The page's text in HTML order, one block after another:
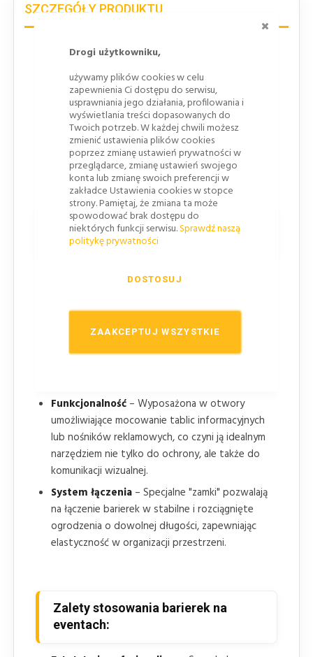
Drogi użytkowniku,
używamy plików cookies w celu
zapewnienia Ci dostępu do serwisu,
usprawniania jego działania, profilowania i
wyświetlania treści dopasowanych do
Twoich potrzeb. W każdej chwili możesz
zmienić ustawienia plików cookies
poprzez zmianę ustawień prywatności w
przeglądarce, zmianę ustawień swojego
konta lub zmianę swoich preferencji w
zakładce Ustawienia cookies w stopce
strony. Pamiętaj, że zmiana ta może
spowodować brak dostępu do
niektórych funkcji serwisu.Sprawdź naszą
politykę prywatności
ZAAKCEPTUJ WSZYSTKIE
DOSTOSUJ
SZCZEGÓŁY PRODUKTU
Szara barierka eventowa z PCV
obszarów podczas wydarzeń masowych, takich jak
koncerty, festiwale czy inne imprezy plenerowe.
Wyprodukowana zHDPE (polietylen dużej
gęstości), charakteryzuje się wysoką odpornością na
zmienne warunki atmosferyczne oraz uszkodzenia
mechaniczne, co gwarantuje długotrwałe
użytkowanie.
Najważniejsze cechy produktu
barierek PCV:
Trwała konstrukcja– Brak ostrych krawędzi,
jest w pełni bezpieczna dla użytkowników.
Lekkość i mobilność– Ważąc zaledwie
barierka jest łatwa w transporcie, montażu i
Funkcjonalność – Wyposażona w otwory
umożliwiające mocowanie tablic informacyjnych
lub nośników reklamowych, co czyni ją idealnym
narzędziem nie tylko do ochrony, ale także do
komunikacji wizualnej.
System łączenia – Specjalne "zamki" pozwalają
na łączenie barierek w stabilne i rozciągnięte
ogrodzenia o dowolnej długości, zapewniając
elastyczność w organizacji przestrzeni.
Zalety stosowania barierek na
eventach: